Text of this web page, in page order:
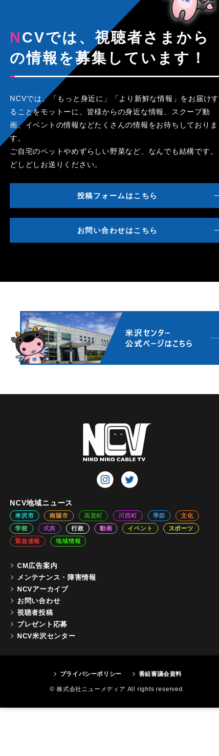
NCVでは、視聴者さまから
の情報を募集しています！
NCVでは、「もっと身近に」「より新鮮な情報」をお届けす
ることをモットーに、皆様からの身近な情報、スクープ動
画、イベントの情報などたくさんの情報をお待ちしておりま
す。
ご自宅のペットやめずらしい野菜など、なんでも結構です。
どしどしお送りください。
投稿フォームはこちら
お問い合わせはこちら
NCV地域ニュース
米沢市 南陽市 高畠町 川西町 季節
文化
学校
式典 行政 動画 イベント
スポーツ
緊急速報
地域情報
CM広告案内
メンテナンス・障害情報
NCVアーカイブ
お問い合わせ
視聴者投稿
プレゼント応募
NCV米沢センター
プライバシーポリシー 番組審議会資料
© 株式会社ニューメディア All rights reserved.